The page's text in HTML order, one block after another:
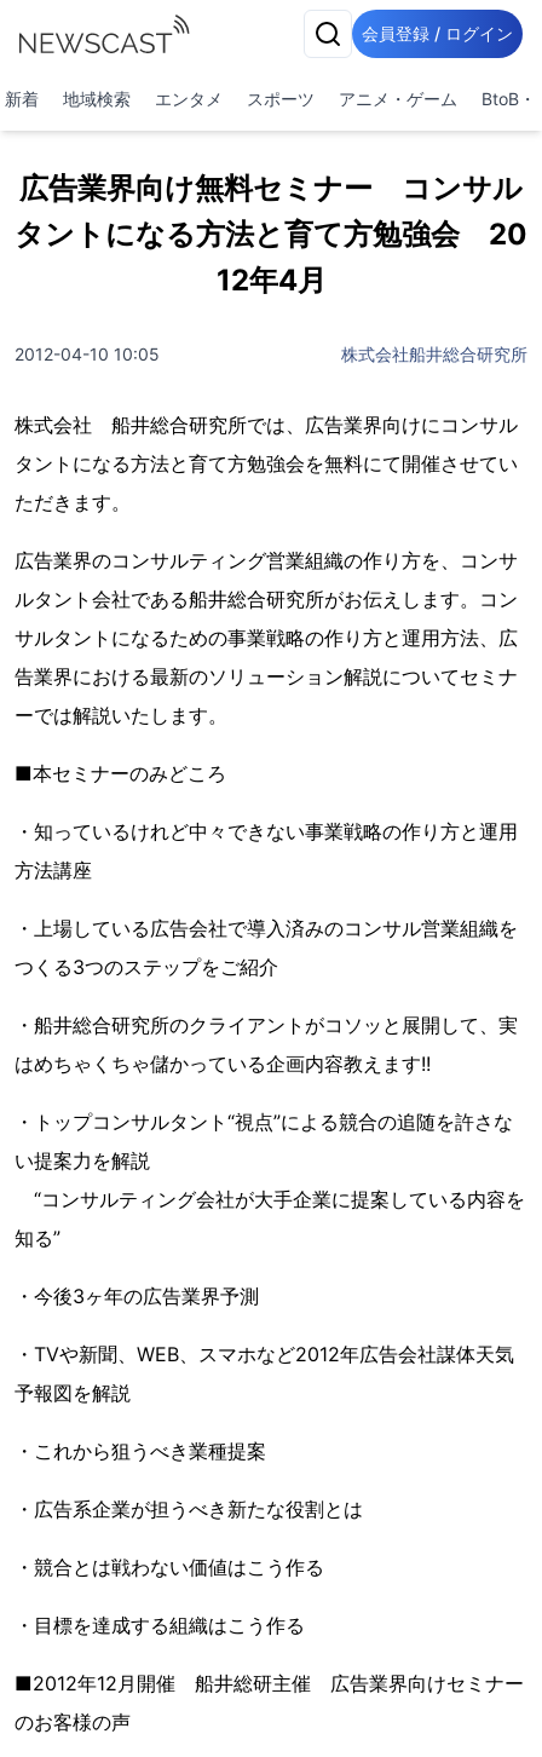
会員登録 / ログイン
新着 地域検索 エンタメ スポーツ アニメ・ゲーム BtoB・
広告業界向け無料セミナー コンサル
タントになる方法と育て方勉強会 20
12年4月
2012-04-10 10:05 株式会社船井総合研究所
株式会社 船井総合研究所では、広告業界向けにコンサル
タントになる方法と育て方勉強会を無料にて開催させてい
ただきます。
広告業界のコンサルティング営業組織の作り方を、コンサ
ルタント会社である船井総合研究所がお伝えします。コン
サルタントになるための事業戦略の作り方と運用方法、広
告業界における最新のソリューション解説についてセミナ
ーでは解説いたします。
■本セミナーのみどころ
・知っているけれど中々できない事業戦略の作り方と運用
方法講座
・上場している広告会社で導入済みのコンサル営業組織を
つくる3つのステップをご紹介
・船井総合研究所のクライアントがコソッと展開して、実
はめちゃくちゃ儲かっている企画内容教えます!!
・トップコンサルタント“視点”による競合の追随を許さな
い提案力を解説
“コンサルティング会社が大手企業に提案している内容を
知る”
・今後3ヶ年の広告業界予測
・TVや新聞、WEB、スマホなど2012年広告会社謀体天気
予報図を解説
・これから狙うべき業種提案
・広告系企業が担うべき新たな役割とは
・競合とは戦わない価値はこう作る
・目標を達成する組織はこう作る
■2012年12月開催 船井総研主催 広告業界向けセミナー
のお客様の声